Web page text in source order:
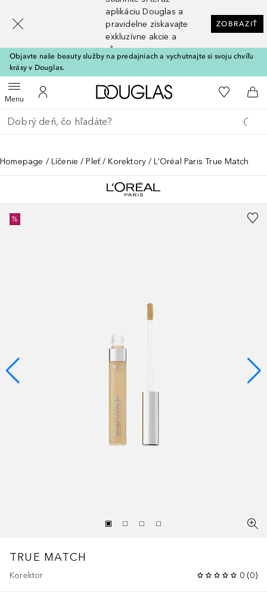
aplikáciu Douglas a
pravidelne získavajte
exkluzívne akcie a
zľavy
ZOBRAZIŤ
Objavte naše beauty služby na predajniach a vychutnajte si svoju chvíľu
krásy v Douglas.
MenuOtvoriť menuDo môjho účtu
Domov Do môjho
Do
Choď späť
Vykonajte vyhľadávanie
Homepage Líčenie Pleť Korektory L’Oréal Paris True Match
%
TRUE MATCH
Korektor 0 (0)
[navigation.slideout.screenreader]